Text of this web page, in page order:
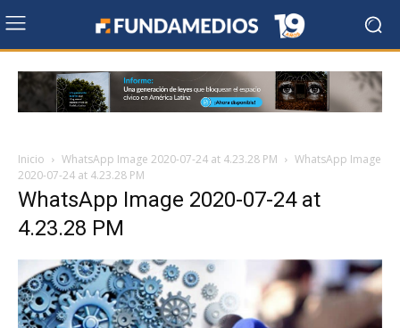
Inicio WhatsApp Image 2020-07-24 at 4.23.28 PM
WhatsApp Image
2020-07-24 at 4.23.28 PM
WhatsApp Image 2020-07-24 at
4.23.28 PM